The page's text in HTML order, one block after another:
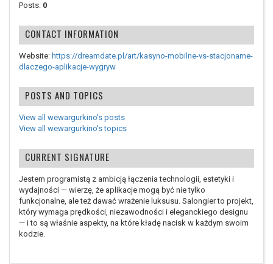
Posts: 0
CONTACT INFORMATION
Website: https://dreamdate.pl/art/kasyno-mobilne-vs-stacjonarne-
dlaczego-aplikacje-wygryw
POSTS AND TOPICS
View all wewargurkino's posts
View all wewargurkino's topics
CURRENT SIGNATURE
Jestem programistą z ambicją łączenia technologii, estetyki i
wydajności — wierzę, że aplikacje mogą być nie tylko
funkcjonalne, ale też dawać wrażenie luksusu. Salongier to projekt,
który wymaga prędkości, niezawodności i eleganckiego designu
— i to są właśnie aspekty, na które kładę nacisk w każdym swoim
kodzie.